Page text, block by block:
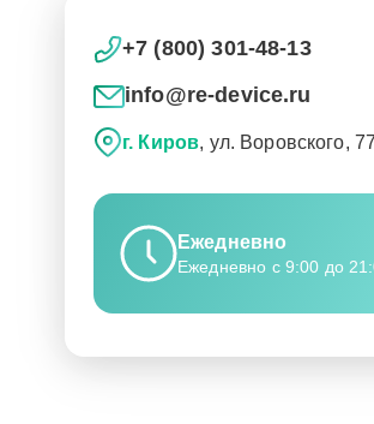
+7 (800) 301-48-13
info@re-device.ru
г. Киров, ул. Воровского, 77
Ежедневно
Ежедневно с 9:00 до